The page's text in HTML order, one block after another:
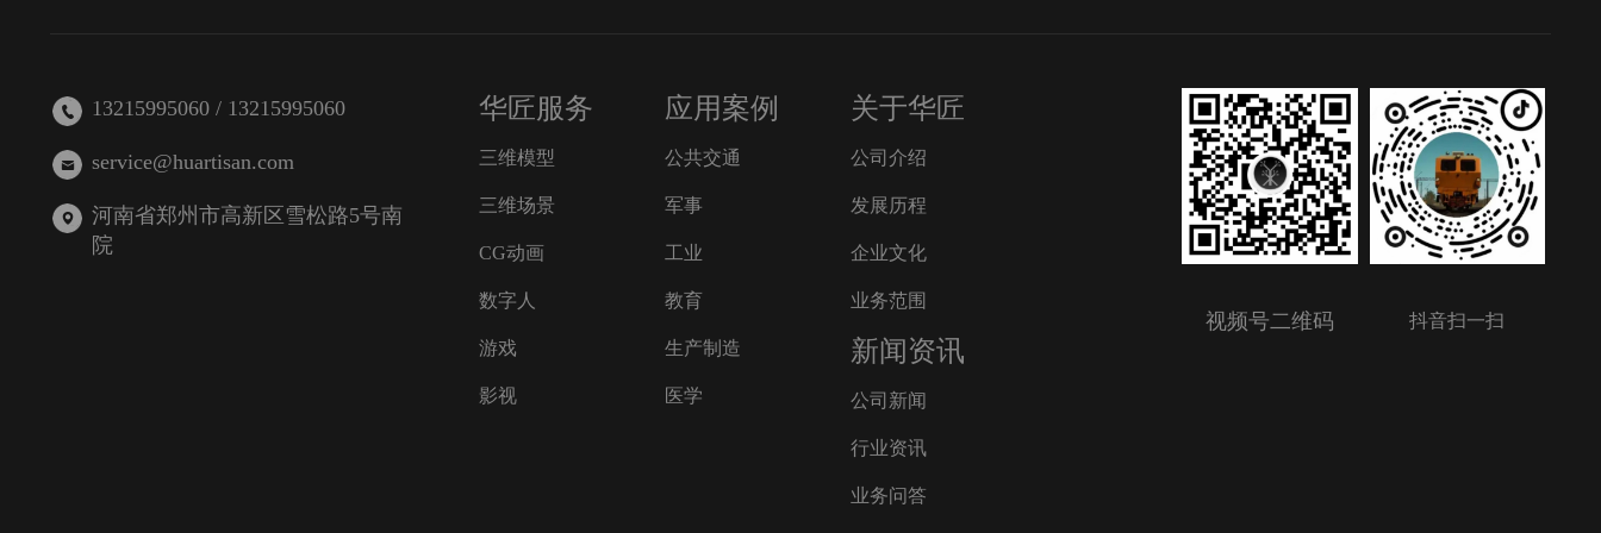
13215995060 / 13215995060
service@huartisan.com
河南省郑州市高新区雪松路5号南
院
华匠服务
三维模型
三维场景
CG动画
数字人
游戏
影视
应用案例
公共交通
军事
工业
教育
生产制造
医学
关于华匠
公司介绍
发展历程
企业文化
业务范围
新闻资讯
公司新闻
行业资讯
业务问答
视频号二维码 抖音扫一扫